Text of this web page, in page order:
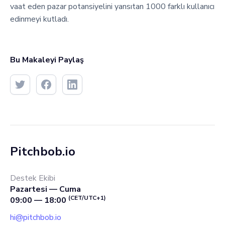
vaat eden pazar potansiyelini yansıtan 1000 farklı kullanıcı
edinmeyi kutladı.
Bu Makaleyi Paylaş
Pitchbob.io
Destek Ekibi
Pazartesi — Cuma
09:00 — 18:00 (CET/UTC+1)
hi@pitchbob.io